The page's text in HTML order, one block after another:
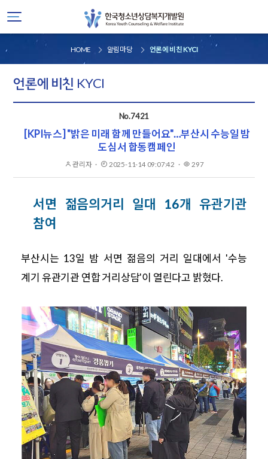
HOME 알림마당 언론에 비친 KYCI
언론에 비친 KYCI
No.7421
[KPI뉴스] "밝은 미래 함께 만들어요"…부산시 수능일 밤
도심서 합동캠페인
작성자
관리자 · 게시일
2025-11-14 09:07:42 · 조회
297
서면 젊음의거리 일대 16개 유관기관
참여
부산시는 13일 밤 서면 젊음의 거리 일대에서 '수능
계기 유관기관 연합 거리상담'이 열린다고 밝혔다.